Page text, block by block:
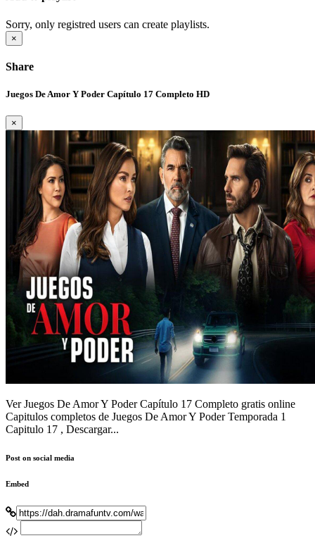
Sorry, only registred users can create playlists.
×
Share
Juegos De Amor Y Poder Capítulo 17 Completo HD
×
Ver Juegos De Amor Y Poder Capítulo 17 Completo gratis online
Capitulos completos de Juegos De Amor Y Poder Temporada 1
Capitulo 17 , Descargar...
Post on social media
Embed